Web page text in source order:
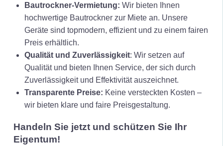
Bautrockner-Vermietung:Wir bieten Ihnen
hochwertige Bautrockner zur Miete an. Unsere
Geräte sind topmodern, effizient und zu einem fairen
Preis erhältlich.
Qualität und Zuverlässigkeit: Wir setzen auf
Qualität und bieten Ihnen Service, der sich durch
Zuverlässigkeit und Effektivität auszeichnet.
Transparente Preise: Keine versteckten Kosten –
wir bieten klare und faire Preisgestaltung.
Handeln Sie jetzt und schützen Sie Ihr
Eigentum!